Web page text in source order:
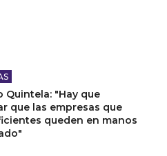
Quintela: "Hay que
que las empresas que
queden en manos